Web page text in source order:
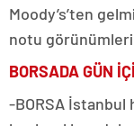
Moody’s’ten
notu
BORSADA GÜN
-BORSA İstanbul